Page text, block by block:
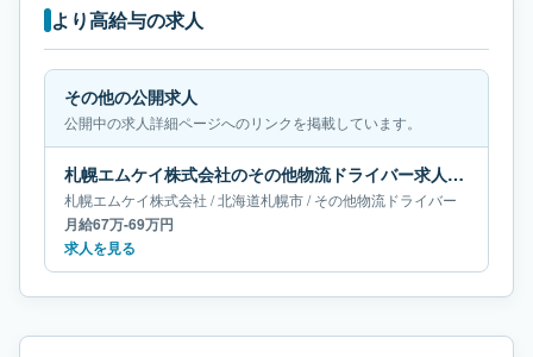
より高給与の求人
その他の公開求人
公開中の求人詳細ページへのリンクを掲載しています。
札幌エムケイ株式会社のその他物流ドライバー求人｜北海道札幌市｜月給67万-69万円
札幌エムケイ株式会社 /北海道札幌市/その他物流ドライバー
月給67万-69万円
求人を見る